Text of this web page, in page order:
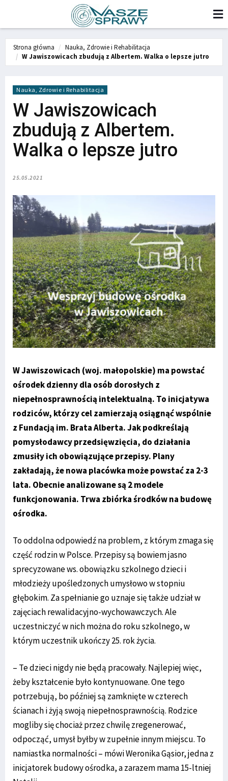
Strona główna
Nauka, Zdrowie i Rehabilitacja
W Jawiszowicach zbudują z Albertem. Walka o lepsze jutro
Nauka, Zdrowie i Rehabilitacja
W Jawiszowicach
zbudują z Albertem.
Walka o lepsze jutro
25.05.2021
W Jawiszowicach (woj. małopolskie) ma powstać
ośrodek dzienny dla osób dorosłych z
niepełnosprawnością intelektualną. To inicjatywa
rodziców, którzy cel zamierzają osiągnąć wspólnie
z Fundacją im. Brata Alberta. Jak podkreślają
pomysłodawcy przedsięwzięcia, do działania
zmusiły ich obowiązujące przepisy. Plany
zakładają, że nowa placówka może powstać za 2-3
lata. Obecnie analizowane są 2 modele
funkcjonowania. Trwa zbiórka środków na budowę
ośrodka.
To oddolna odpowiedź na problem, z którym zmaga się
część rodzin w Polsce. Przepisy są bowiem jasno
sprecyzowane ws. obowiązku szkolnego dzieci i
młodzieży upośledzonych umysłowo w stopniu
głębokim. Za spełnianie go uznaje się także udział w
zajęciach rewalidacyjno-wychowawczych. Ale
uczestniczyć w nich można do roku szkolnego, w
którym uczestnik ukończy 25. rok życia.
– Te dzieci nigdy nie będą pracowały. Najlepiej więc,
żeby kształcenie było kontynuowane. One tego
potrzebują, bo później są zamknięte w czterech
ścianach i żyją swoją niepełnosprawnością. Rodzice
mogliby się chociaż przez chwilę zregenerować,
odpocząć, umysł byłby w zupełnie innym miejscu. To
namiastka normalności – mówi Weronika Gąsior, jedna z
inicjatorek budowy ośrodka, a zarazem mama 15-ltniej